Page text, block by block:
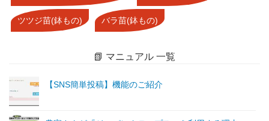
ツツジ苗(鉢もの) バラ苗(鉢もの)
📗 マニュアル 一覧
【SNS簡単投稿】機能のご紹介